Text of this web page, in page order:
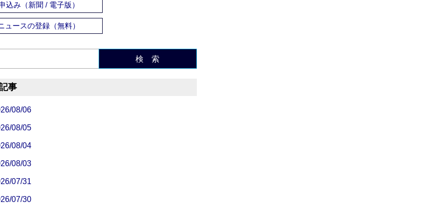
込み（新聞 / 電子版）
ュースの登録（無料）
検 索
事
08/06
08/05
08/04
08/03
07/31
07/30